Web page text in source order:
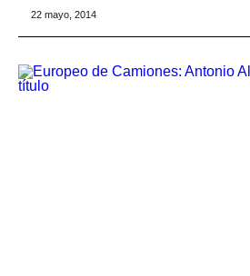
22 mayo, 2014